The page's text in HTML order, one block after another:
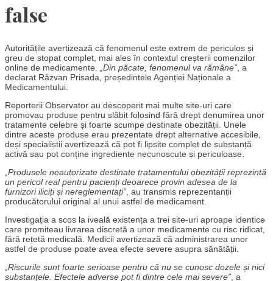
false
Autoritățile avertizează că fenomenul este extrem de periculos și
greu de stopat complet, mai ales în contextul creșterii comenzilor
online de medicamente.
„Din păcate, fenomenul va rămâne” , a
declarat Răzvan Prisada, președintele Agenției Naționale a
Medicamentului.
Reporterii Observator au descoperit mai multe site-uri care
promovau produse pentru slăbit folosind fără drept denumirea unor
tratamente celebre și foarte scumpe destinate obezității. Unele
dintre aceste produse erau prezentate drept alternative accesibile,
deși specialiștii avertizează că pot fi lipsite complet de substanță
activă sau pot conține ingrediente necunoscute și periculoase.
„Produsele neautorizate destinate tratamentului obezității reprezintă
un pericol real pentru pacienți deoarece provin adesea de la
furnizori iliciți și nereglementați” , au transmis reprezentanții
producătorului original al unui astfel de medicament.
Investigația a scos la iveală existența a trei site-uri aproape identice
care promiteau livrarea discretă a unor medicamente cu risc ridicat,
fără rețetă medicală. Medicii avertizează că administrarea unor
astfel de produse poate avea efecte severe asupra sănătății.
„Riscurile sunt foarte serioase pentru că nu se cunosc dozele și nici
substanțele. Efectele adverse pot fi dintre cele mai severe” , a